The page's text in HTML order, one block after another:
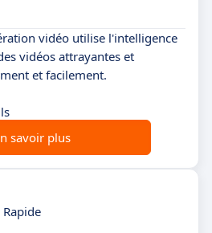
vidéo utilise l'intelligence
vidéos attrayantes et
et facilement.
savoir plus